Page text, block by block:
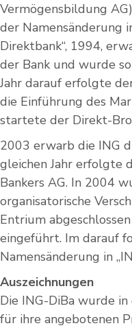
Vermögensbildung
der Namensänderung
Direktbank“, 1994,
der Bank und wurde
Jahr darauf erfolgte
die Einführung des
startete der Direkt-
2003 erwarb die ING
gleichen Jahr erfolgte
Bankers AG. In 2004
organisatorische
Entrium
eingeführt. Im darauf
Namensänderung in
Auszeichnungen
Die ING-DiBa wurde
für ihre angebotenen